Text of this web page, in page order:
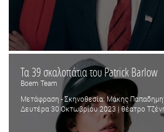
Τα 39 σκαλοπάτια του Patrick Barlow
Boem Team
Μετάφραση - Σκηνοθεσία: Μάκης
Δευτέρα 30 Οκτωβρίου 2023 | θέατρο